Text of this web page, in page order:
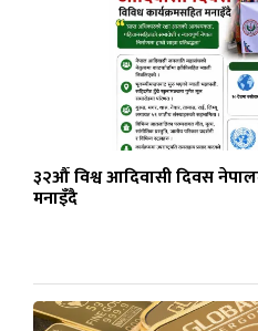
३२औँ विश्व आदिवासी दिवस
मनाइँदै